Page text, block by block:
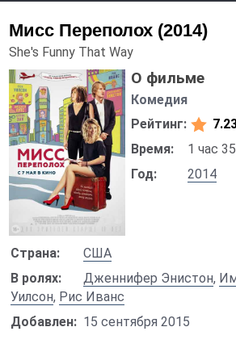
Мисс Переполох (2014)
She's Funny That Way
О фильме
Комедия
Рейтинг:
Время:
1 час
Год:
2014
Страна:
США
В ролях:
Дженнифер Энистон,
Уилсон, Рис Иванс
Добавлен: 15 сентября 2015